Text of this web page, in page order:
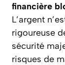
financière
L’argent
rigoureuse
sécurité
risques de